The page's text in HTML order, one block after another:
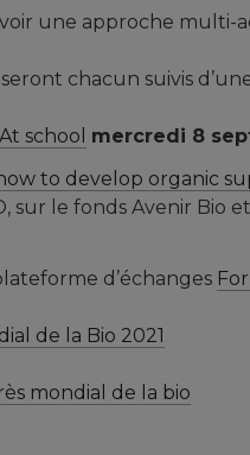
une approche multi-
chacun suivis
school mercredi 8
to develop organic
sur le fonds Avenir
d’échanges
de la Bio 2021
mondial de la bio